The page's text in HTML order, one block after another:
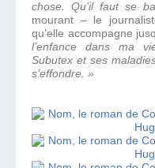
chose. Qu’il faut se
mourant – le
qu’elle accompagne
l’enfance dans ma
Subutex et ses
s’effondre. »